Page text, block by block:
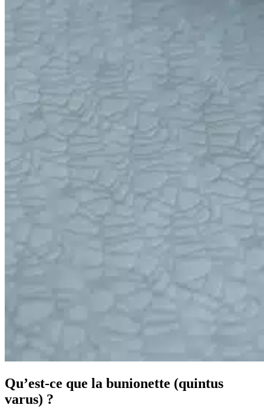
Qu’est-ce que la bunionette (quintus
varus) ?